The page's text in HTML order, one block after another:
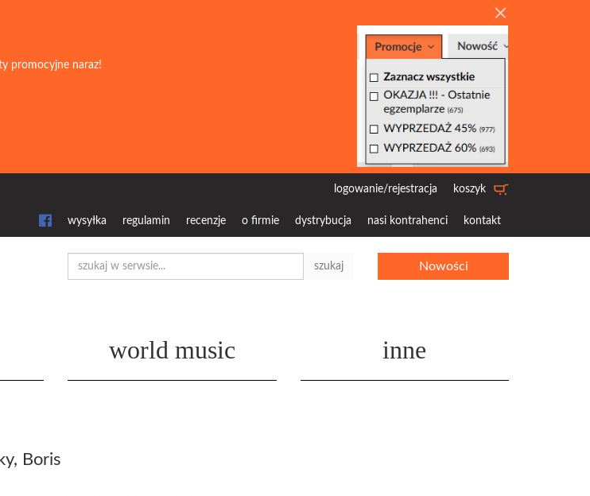
promocyjne naraz!
koszyk
logowanie/rejestracja
wysyłka regulamin recenzje o firmie dystrybucja nasi kontrahenci kontakt
szukaj Nowości
world music inne
Boris